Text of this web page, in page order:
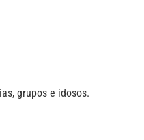
grupos e idosos.